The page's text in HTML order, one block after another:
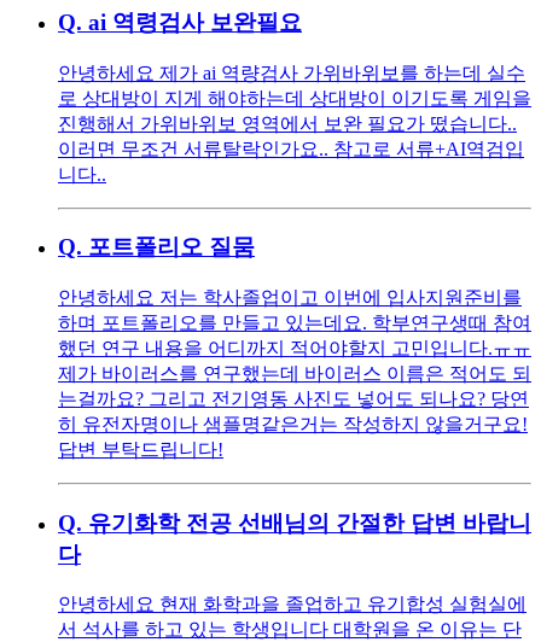
Q. ai 역령검사 보완필요
안녕하세요 제가 ai 역량검사 가위바위보를 하는데 실수
로 상대방이 지게 해야하는데 상대방이 이기도록 게임을
진행해서 가위바위보 영역에서 보완 필요가 떴습니다..
이러면 무조건 서류탈락인가요.. 참고로 서류+AI역검입
니다..
Q. 포트폴리오 질뭄
안녕하세요 저는 학사졸업이고 이번에 입사지원준비를
하며 포트폴리오를 만들고 있는데요. 학부연구생때 참여
했던 연구 내용을 어디까지 적어야할지 고민입니다.ㅠㅠ
제가 바이러스를 연구했는데 바이러스 이름은 적어도 되
는걸까요? 그리고 전기영동 사진도 넣어도 되나요? 당연
히 유전자명이나 샘플명같은거는 작성하지 않을거구요!
답변 부탁드립니다!
Q. 유기화학 전공 선배님의 간절한 답변 바랍니
다
안녕하세요 현재 화학과을 졸업하고 유기합성 실험실에
서 석사를 하고 있는 학생입니다 대학원을 온 이유는 단